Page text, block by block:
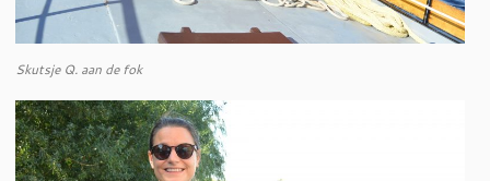
Skutsje Q. aan de fok